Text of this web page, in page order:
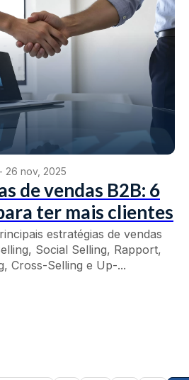
26 nov, 2025
de vendas B2B: 6
ter mais clientes
estratégias de vendas
Social Selling, Rapport,
Cross-Selling e Up-...